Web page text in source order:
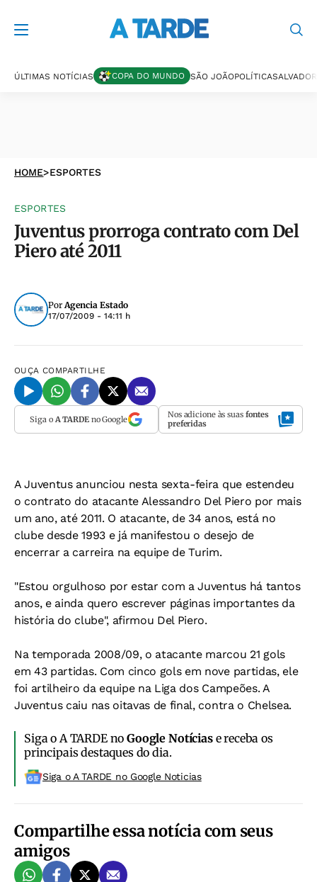
ÚLTIMAS NOTÍCIAS COPA DO MUNDO SÃO JOÃOPOLÍTICASALVADOR
HOME>ESPORTES
ESPORTES
Juventus prorroga contrato com Del
Piero até 2011
PorAgencia Estado
17/07/2009 - 14:11 h
OUÇA COMPARTILHE
Siga o A TARDEno Google Nos adicione às suas fontes
preferidas
A Juventus anunciou nesta sexta-feira que estendeu
o contrato do atacante Alessandro Del Piero por mais
um ano, até 2011. O atacante, de 34 anos, está no
clube desde 1993 e já manifestou o desejo de
encerrar a carreira na equipe de Turim.
"Estou orgulhoso por estar com a Juventus há tantos
anos, e ainda quero escrever páginas importantes da
história do clube", afirmou Del Piero.
Na temporada 2008/09, o atacante marcou 21 gols
em 43 partidas. Com cinco gols em nove partidas, ele
foi artilheiro da equipe na Liga dos Campeões. A
Juventus caiu nas oitavas de final, contra o Chelsea.
Siga o A TARDE noGoogle Notíciase receba os
principais destaques do dia.
Siga o A TARDE no Google Noticias
Compartilhe essa notícia com seus
amigos